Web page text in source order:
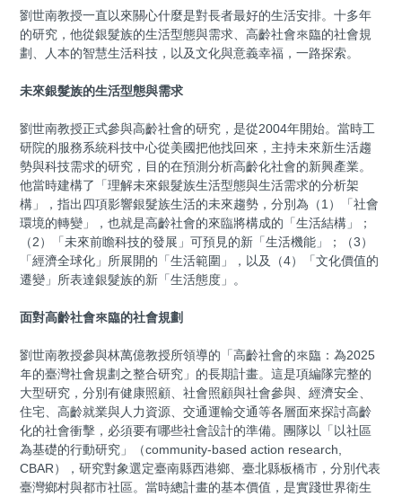
劉世南教授一直以來關心什麼是對長者最好的生活安排。十多年
的研究，他從銀髮族的生活型態與需求、高齡社會來臨的社會規
劃、人本的智慧生活科技，以及文化與意義幸福，一路探索。
未來銀髮族的生活型態與需求
劉世南教授正式參與高齡社會的研究，是從2004年開始。當時工
研院的服務系統科技中心從美國把他找回來，主持未來新生活趨
勢與科技需求的研究，目的在預測分析高齡化社會的新興產業。
他當時建構了「理解未來銀髮族生活型態與生活需求的分析架
構」，指出四項影響銀髮族生活的未來趨勢，分別為（1）「社會
環境的轉變」，也就是高齡社會的來臨將構成的「生活結構」；
（2）「未來前瞻科技的發展」可預見的新「生活機能」；（3）
「經濟全球化」所展開的「生活範圍」，以及（4）「文化價值的
遷變」所表達銀髮族的新「生活態度」。
面對高齡社會來臨的社會規劃
劉世南教授參與林萬億教授所領導的「高齡社會的來臨：為2025
年的臺灣社會規劃之整合研究」的長期計畫。這是項編隊完整的
大型研究，分別有健康照顧、社會照顧與社會參與、經濟安全、
住宅、高齡就業與人力資源、交通運輸交通等各層面來探討高齡
化的社會衝擊，必須要有哪些社會設計的準備。團隊以「以社區
為基礎的行動研究」（community-based action research,
CBAR），研究對象選定臺南縣西港鄉、臺北縣板橋市，分別代表
臺灣鄉村與都市社區。當時總計畫的基本價值，是實踐世界衛生